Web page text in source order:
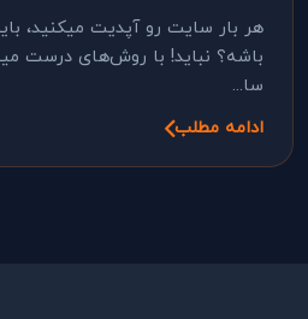
باشه؟ نباید! با روش‌های درست
سا...
ادامه مطلب